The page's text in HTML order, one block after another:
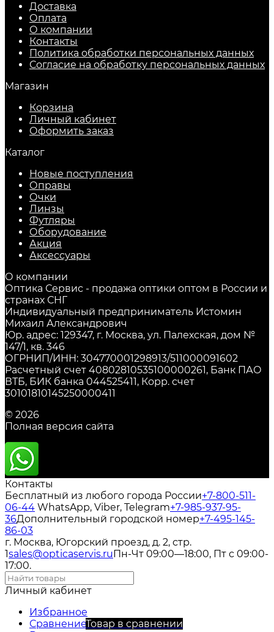
Доставка
Оплата
О компании
Контакты
Политика обработки персональных данных
Согласие на обработку персональных данных
Магазин
Корзина
Личный кабинет
Оформить заказ
Каталог
Новые поступления
Оправы
Очки
Линзы
Футляры
Оборудование
Акция
Аксессуары
О компании
Оптика Сервис - продажа оптики оптом в России и
странах СНГ
Индивидуальный предприниматель Истомин
Михаил Александрович
Юр. адрес: 129347, г. Москва, ул. Палехская, дом №
147/1, кв. 346
ОГРНИП/ИНН: 304770001298913/511000091602
Расчетный счет 40802810535100000261, Банк ПАО
ВТБ, БИК банка 044525411, Корр. счет
30101810145250000411
© 2026
Полная версия сайта
Контакты
Бесплатный из любого города России+7-800-511-
06-44 WhatsApp, Viber, Telegram+7-985-937-95-
36Дополнительный городской номер+7-495-145-
86-03
г. Москва, Югорский проезд, д. 2, стр.
1sales@opticaservis.ruПн-Чт 09:00—18:00, Пт с 09:00-
17:00.
Личный кабинет
Избранное
СравнениеТовар в сравнении